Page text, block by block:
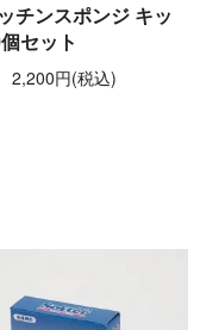
チンスポンジ キッ
セット
2,200円(税込)